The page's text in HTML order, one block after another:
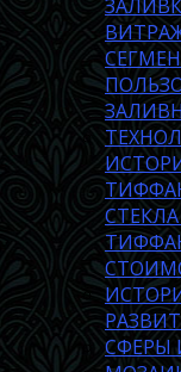
СФЕРЫ